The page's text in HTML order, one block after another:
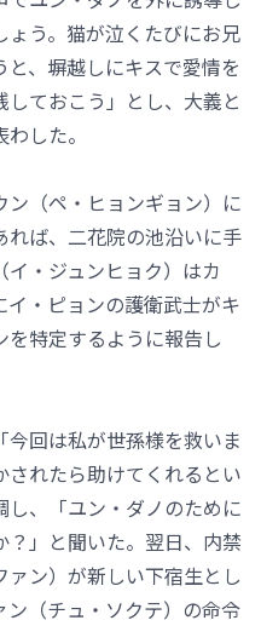
う。猫が泣くたびにお兄
、塀越しにキスで愛情を
ておこう」とし、大義と
した。
ン（ペ・ヒョンギョン）に
ば、二花院の池沿いに手
・ジュンヒョク）はカ
・ピョンの護衛武士がキ
特定するように報告し
回は私が世孫様を救いま
されたら助けてくれるとい
し、「ユン・ダノのために
？」と聞いた。翌日、内禁
ン）が新しい下宿生とし
（チュ・ソクテ）の命令